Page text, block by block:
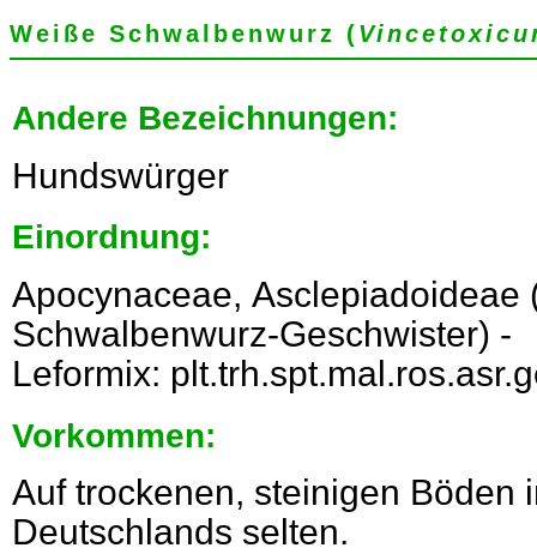
Weiße Schwalbenwurz (
Andere Bezeichnungen:
Hundswürger
Einordnung:
Apocynaceae, Asclepiadoideae
Schwalbenwurz-Geschwister) -
Leformix:
Vorkommen:
Auf trockenen, steinigen Böden
Deutschlands selten.